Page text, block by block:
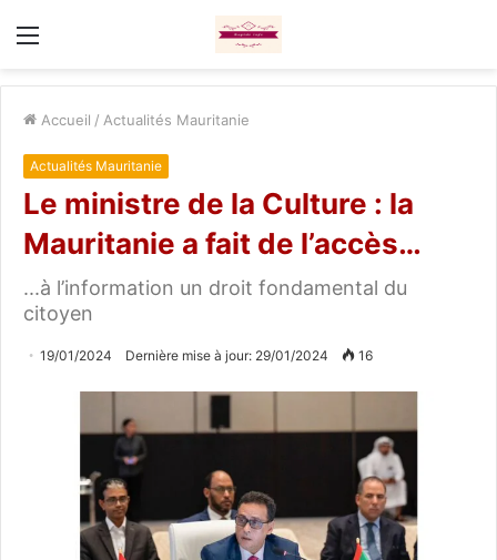
Menu
Accueil / Actualités Mauritanie
Actualités Mauritanie
Le ministre de la Culture : la
Mauritanie a fait de l’accès…
...à l’information un droit fondamental du
citoyen
19/01/2024 Dernière mise à jour: 29/01/2024 16